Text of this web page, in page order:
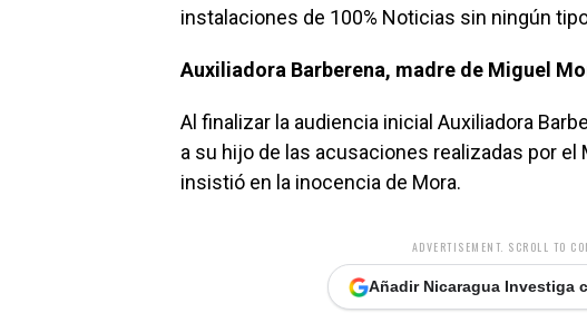
instalaciones de 100% Noticias sin ningún
Auxiliadora Barberena, madre de Miguel
Al finalizar la audiencia inicial Auxiliadora
a su hijo de las acusaciones realizadas por
insistió en la inocencia de Mora.
ADVERTISEMENT. SCROLL TO
Añadir Nicaragua Investiga